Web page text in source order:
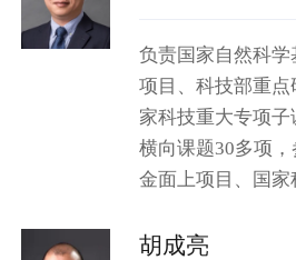
负责国家自然科
项目、科技部重点
家科技重大专项
横向课题30多项
金面上项目、国
收录论文50余篇，
胡成亮